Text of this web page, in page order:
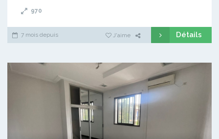
970
7 mois depuis J'aime Détails